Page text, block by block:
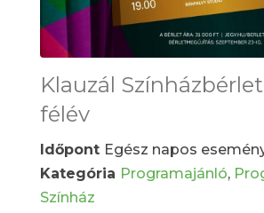
Klauzál
félév
Időpont Egész napos
Kategória Programajánló,
Színház